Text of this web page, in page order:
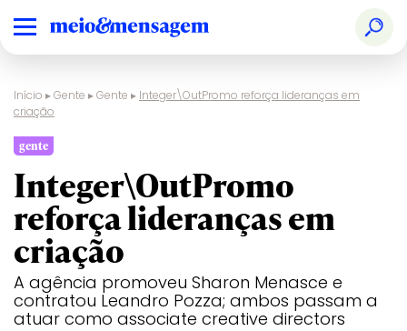
Início ▸Gente ▸Gente ▸ Integer\OutPromo reforça lideranças em
criação
gente
Integer\OutPromo
reforça lideranças em
criação
A agência promoveu Sharon Menasce e
contratou Leandro Pozza; ambos passam a
atuar como associate creative directors